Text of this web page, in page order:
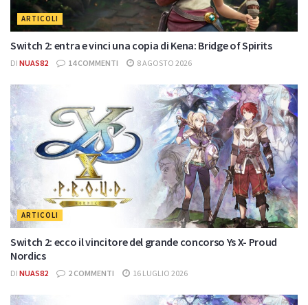
ARTICOLI
Switch 2: entra e vinci una copia di Kena: Bridge of Spirits
DI NUAS82 14 COMMENTI 8 AGOSTO 2026
ARTICOLI
Switch 2: ecco il vincitore del grande concorso Ys X- Proud
Nordics
DI NUAS82 2 COMMENTI 16 LUGLIO 2026